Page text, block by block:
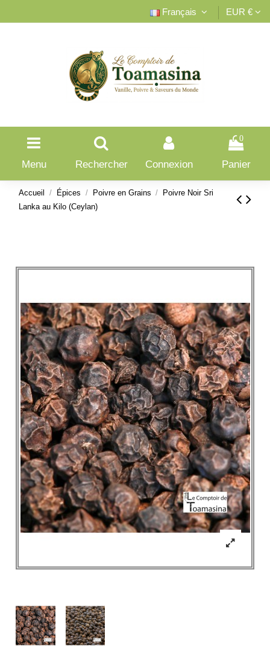
Français EUR €
Menu Rechercher Connexion
0
Panier
Accueil Épices Poivre en Grains
Poivre Noir Sri
Lanka au Kilo (Ceylan)